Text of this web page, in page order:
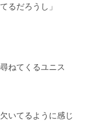
るだろうし」
ねてくるユニス
いてるように感じ